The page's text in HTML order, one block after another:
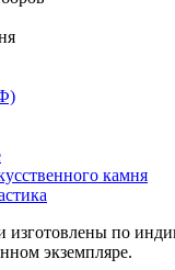
камня
изготовлены по
экземпляре.